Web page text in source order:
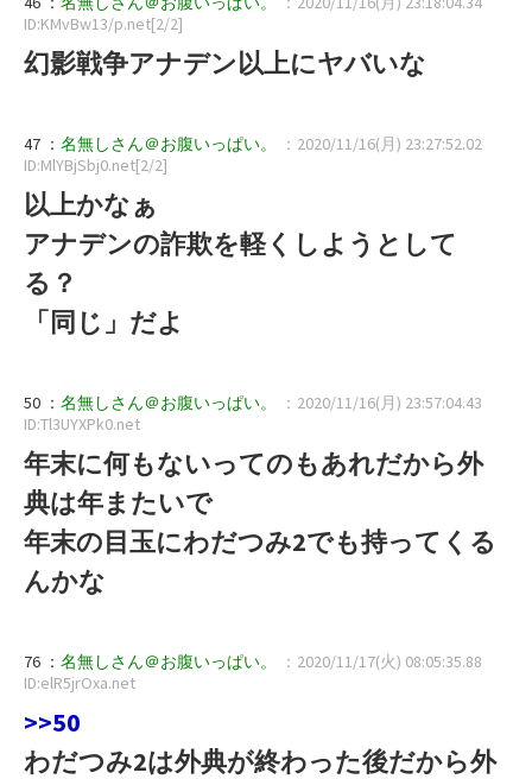
ID:KMvBw13/p.net[2/2]
幻影戦争アナデン以上にヤバいな
47 ： 名無しさん＠お腹いっぱい。
：2020/11/16(月) 23:27:52.02
ID:MlYBjSbj0.net[2/2]
以上かなぁ
アナデンの詐欺を軽くしようとして
る？
「同じ」だよ
50 ： 名無しさん＠お腹いっぱい。
：2020/11/16(月) 23:57:04.43
ID:Tl3UYXPk0.net
年末に何もないってのもあれだから外
典は年またいで
年末の目玉にわだつみ2でも持ってくる
んかな
76 ： 名無しさん＠お腹いっぱい。
：2020/11/17(火) 08:05:35.88
ID:elR5jrOxa.net
>>50
わだつみ2は外典が終わった後だから外